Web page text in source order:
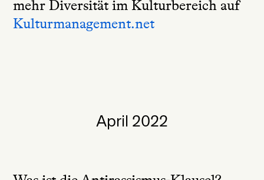
mehr Diversität im Kulturbereich auf
Kulturmanagement.net
April 2022